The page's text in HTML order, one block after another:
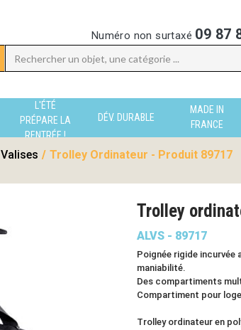
Numéro non surtaxé 09 87
L'ÉTÉ
PRÉPARE LA
RENTRÉE !
DÉV. DURABLE
MADE IN
FRANCE
Valises / Trolley Ordinateur - Produit 89717
Trolley
ALVS - 89717
Poignée rigide incurvée
maniabilité.
Des compartiments
Compartiment pour
Trolley ordinateur en